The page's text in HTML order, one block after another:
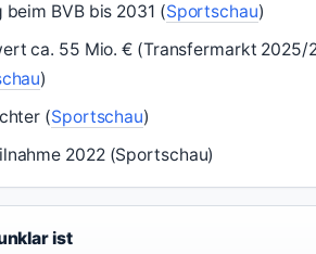
BVB bis 2031 (Sportschau)
ca. 55 Mio. € (Transfermarkt 2025/
)
(Sportschau)
2022 (Sportschau)
ist